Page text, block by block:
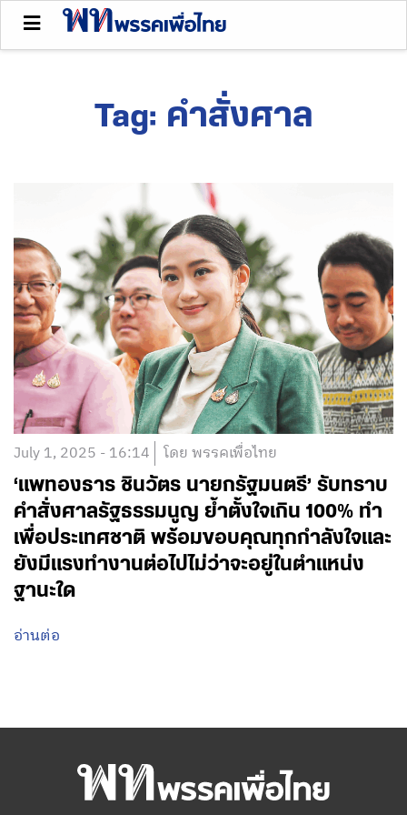
Tag: คำสั่งศาล
July 1, 2025 - 16:14 โดย พรรคเพื่อไทย
‘แพทองธาร ชินวัตร นายกรัฐมนตรี’ รับทราบ
คำสั่งศาลรัฐธรรมนูญ ย้ำตั้งใจเกิน 100% ทำ
เพื่อประเทศชาติ พร้อมขอบคุณทุกกำลังใจและ
ยังมีแรงทำงานต่อไปไม่ว่าจะอยู่ในตำแหน่ง
ฐานะใด
อ่านต่อ